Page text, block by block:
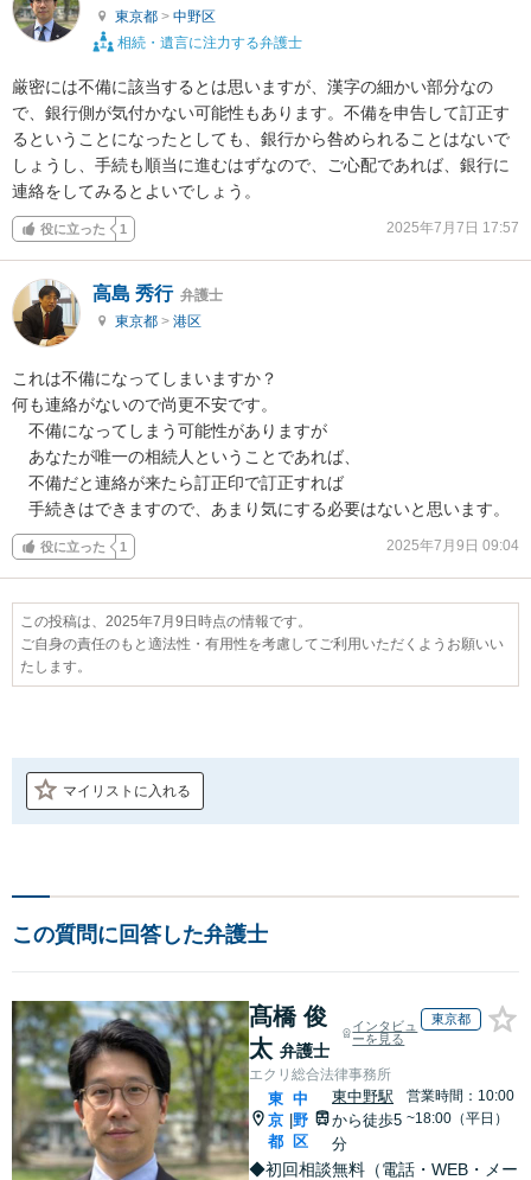
東京都 > 中野区
相続・遺言に注力する弁護士
厳密には不備に該当するとは思いますが、漢字の細かい部分なの
で、銀行側が気付かない可能性もあります。不備を申告して訂正す
るということになったとしても、銀行から咎められることはないで
しょうし、手続も順当に進むはずなので、ご心配であれば、銀行に
連絡をしてみるとよいでしょう。
役に立った 1 2025年7月7日 17:57
高島 秀行 弁護士
東京都 > 港区
これは不備になってしまいますか？
何も連絡がないので尚更不安です。
不備になってしまう可能性がありますが
あなたが唯一の相続人ということであれば、
不備だと連絡が来たら訂正印で訂正すれば
手続きはできますので、あまり気にする必要はないと思います。
役に立った 1 2025年7月9日 09:04
この投稿は、2025年7月9日時点の情報です。
ご自身の責任のもと適法性・有用性を考慮してご利用いただくようお願いい
たします。
マイリストに入れる
この質問に回答した弁護士
髙橋 俊
太 弁護士
インタビュ
ーを見る
東京都
エクリ総合法律事務所
東
京
都
中
野
区
東中野駅
から徒歩5
分
営業時間：10:00
~18:00（平日）
◆初回相談無料（電話・WEB・メー